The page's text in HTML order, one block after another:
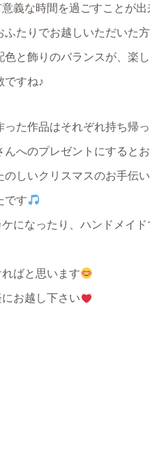
義な時間を過ごすことが出
ふたりでお越しいただいた
色と飾りのバランスが、楽
ですね♪
った作品はそれぞれ持ち帰
んへのプレゼントにすると
のしいクリスマスのお手伝
です
になったり、ハンドメイ
ばと思います
お越し下さい